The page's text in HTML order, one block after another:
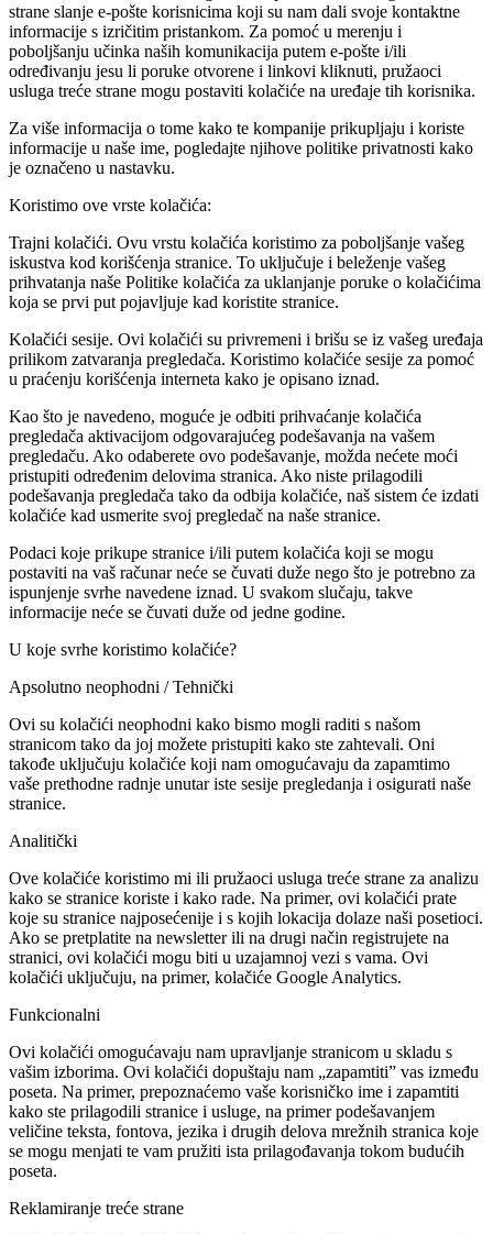
strane slanje e-pošte korisnicima koji su nam dali svoje kontaktne
informacije s izričitim pristankom. Za pomoć u merenju i
poboljšanju učinka naših komunikacija putem e-pošte i/ili
određivanju jesu li poruke otvorene i linkovi kliknuti, pružaoci
usluga treće strane mogu postaviti kolačiće na uređaje tih korisnika.
Za više informacija o tome kako te kompanije prikupljaju i koriste
informacije u naše ime, pogledajte njihove politike privatnosti kako
je označeno u nastavku.
Koristimo ove vrste kolačića:
Trajni kolačići. Ovu vrstu kolačića koristimo za poboljšanje vašeg
iskustva kod korišćenja stranice. To uključuje i beleženje vašeg
prihvatanja naše Politike kolačića za uklanjanje poruke o kolačićima
koja se prvi put pojavljuje kad koristite stranice.
Kolačići sesije. Ovi kolačići su privremeni i brišu se iz vašeg uređaja
prilikom zatvaranja pregledača. Koristimo kolačiće sesije za pomoć
u praćenju korišćenja interneta kako je opisano iznad.
Kao što je navedeno, moguće je odbiti prihvaćanje kolačića
pregledača aktivacijom odgovarajućeg podešavanja na vašem
pregledaču. Ako odaberete ovo podešavanje, možda nećete moći
pristupiti određenim delovima stranica. Ako niste prilagodili
podešavanja pregledača tako da odbija kolačiće, naš sistem će izdati
kolačiće kad usmerite svoj pregledač na naše stranice.
Podaci koje prikupe stranice i/ili putem kolačića koji se mogu
postaviti na vaš računar neće se čuvati duže nego što je potrebno za
ispunjenje svrhe navedene iznad. U svakom slučaju, takve
informacije neće se čuvati duže od jedne godine.
U koje svrhe koristimo kolačiće?
Apsolutno neophodni / Tehnički
Ovi su kolačići neophodni kako bismo mogli raditi s našom
stranicom tako da joj možete pristupiti kako ste zahtevali. Oni
takođe uključuju kolačiće koji nam omogućavaju da zapamtimo
vaše prethodne radnje unutar iste sesije pregledanja i osigurati naše
stranice.
Analitički
Ove kolačiće koristimo mi ili pružaoci usluga treće strane za analizu
kako se stranice koriste i kako rade. Na primer, ovi kolačići prate
koje su stranice najposećenije i s kojih lokacija dolaze naši posetioci.
Ako se pretplatite na newsletter ili na drugi način registrujete na
stranici, ovi kolačići mogu biti u uzajamnoj vezi s vama. Ovi
kolačići uključuju, na primer, kolačiće Google Analytics.
Funkcionalni
Ovi kolačići omogućavaju nam upravljanje stranicom u skladu s
vašim izborima. Ovi kolačići dopuštaju nam „zapamtiti” vas između
poseta. Na primer, prepoznaćemo vaše korisničko ime i zapamtiti
kako ste prilagodili stranice i usluge, na primer podešavanjem
veličine teksta, fontova, jezika i drugih delova mrežnih stranica koje
se mogu menjati te vam pružiti ista prilagođavanja tokom budućih
poseta.
Reklamiranje treće strane